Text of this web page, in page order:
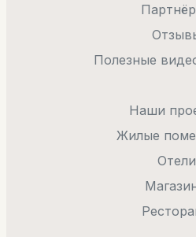
Полезные
Наши
Жилые
Отели